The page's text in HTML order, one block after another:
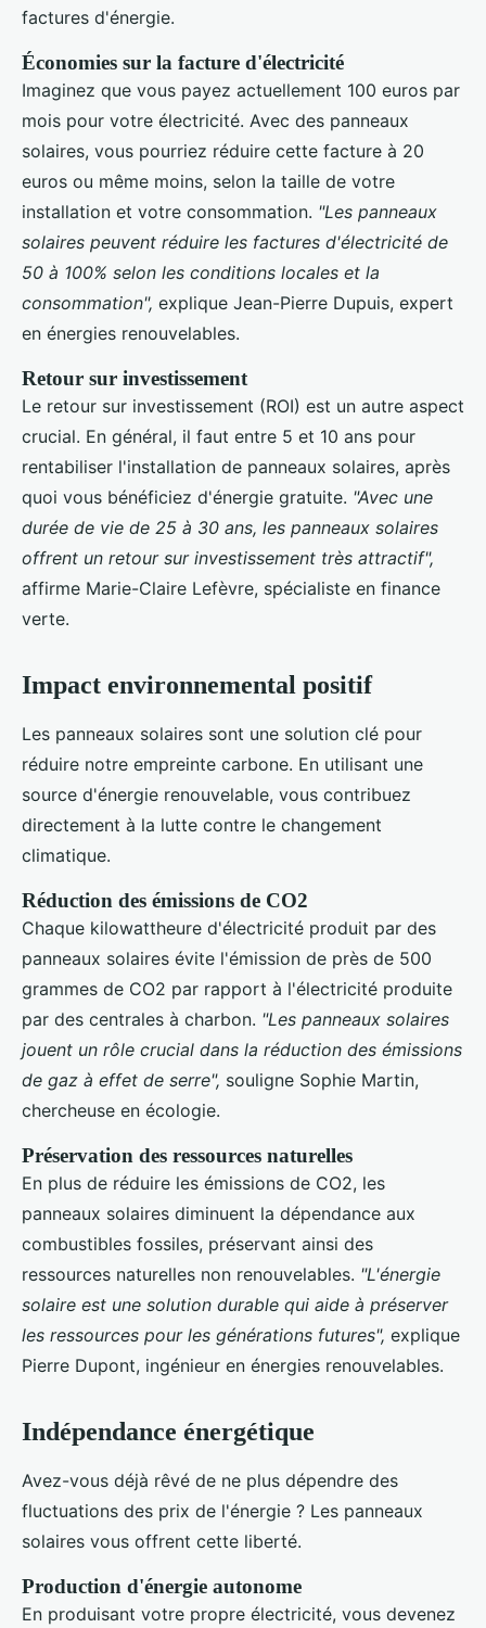
factures d'énergie.
Économies sur la facture d'électricité
Imaginez que vous payez actuellement 100 euros par
mois pour votre électricité. Avec des panneaux
solaires, vous pourriez réduire cette facture à 20
euros ou même moins, selon la taille de votre
installation et votre consommation. "Les panneaux
solaires peuvent réduire les factures d'électricité de
50 à 100% selon les conditions locales et la
consommation", explique Jean-Pierre Dupuis, expert
en énergies renouvelables.
Retour sur investissement
Le retour sur investissement (ROI) est un autre aspect
crucial. En général, il faut entre 5 et 10 ans pour
rentabiliser l'installation de panneaux solaires, après
quoi vous bénéficiez d'énergie gratuite. "Avec une
durée de vie de 25 à 30 ans, les panneaux solaires
offrent un retour sur investissement très attractif",
affirme Marie-Claire Lefèvre, spécialiste en finance
verte.
Impact environnemental positif
Les panneaux solaires sont une solution clé pour
réduire notre empreinte carbone. En utilisant une
source d'énergie renouvelable, vous contribuez
directement à la lutte contre le changement
climatique.
Réduction des émissions de CO2
Chaque kilowattheure d'électricité produit par des
panneaux solaires évite l'émission de près de 500
grammes de CO2 par rapport à l'électricité produite
par des centrales à charbon. "Les panneaux solaires
jouent un rôle crucial dans la réduction des émissions
de gaz à effet de serre", souligne Sophie Martin,
chercheuse en écologie.
Préservation des ressources naturelles
En plus de réduire les émissions de CO2, les
panneaux solaires diminuent la dépendance aux
combustibles fossiles, préservant ainsi des
ressources naturelles non renouvelables. "L'énergie
solaire est une solution durable qui aide à préserver
les ressources pour les générations futures", explique
Pierre Dupont, ingénieur en énergies renouvelables.
Indépendance énergétique
Avez-vous déjà rêvé de ne plus dépendre des
fluctuations des prix de l'énergie ? Les panneaux
solaires vous offrent cette liberté.
Production d'énergie autonome
En produisant votre propre électricité, vous devenez